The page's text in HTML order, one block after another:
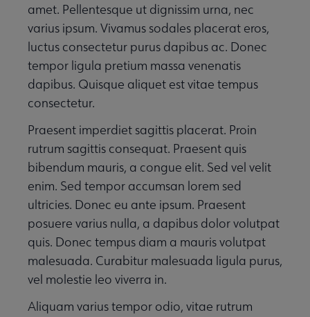
amet. Pellentesque ut dignissim urna, nec
varius ipsum. Vivamus sodales placerat eros,
luctus consectetur purus dapibus ac. Donec
tempor ligula pretium massa venenatis
dapibus. Quisque aliquet est vitae tempus
consectetur.
Praesent imperdiet sagittis placerat. Proin
rutrum sagittis consequat. Praesent quis
bibendum mauris, a congue elit. Sed vel velit
enim. Sed tempor accumsan lorem sed
ultricies. Donec eu ante ipsum. Praesent
posuere varius nulla, a dapibus dolor volutpat
quis. Donec tempus diam a mauris volutpat
malesuada. Curabitur malesuada ligula purus,
vel molestie leo viverra in.
Aliquam varius tempor odio, vitae rutrum